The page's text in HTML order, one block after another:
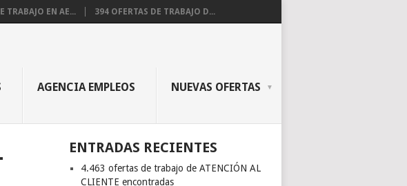
TRABAJO EN AE... 394 OFERTAS DE TRABAJO D...
AGENCIA EMPLEOS NUEVAS OFERTAS
ENTRADAS RECIENTES
4.463 ofertas de trabajo de ATENCIÓN AL
CLIENTE encontradas